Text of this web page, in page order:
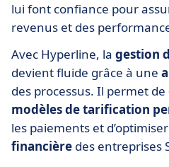
lui font confiance pour
revenus et des
Avec Hyperline, la gestion
devient fluide grâce à une
des processus. Il permet de
modèles de tarification
les paiements et
financière des entreprises